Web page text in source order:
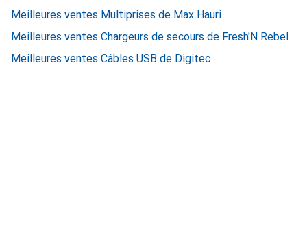
Meilleures ventes Multiprises de Max Hauri
Meilleures ventes Chargeurs de secours de Fresh'N Rebel
Meilleures ventes Câbles USB de Digitec